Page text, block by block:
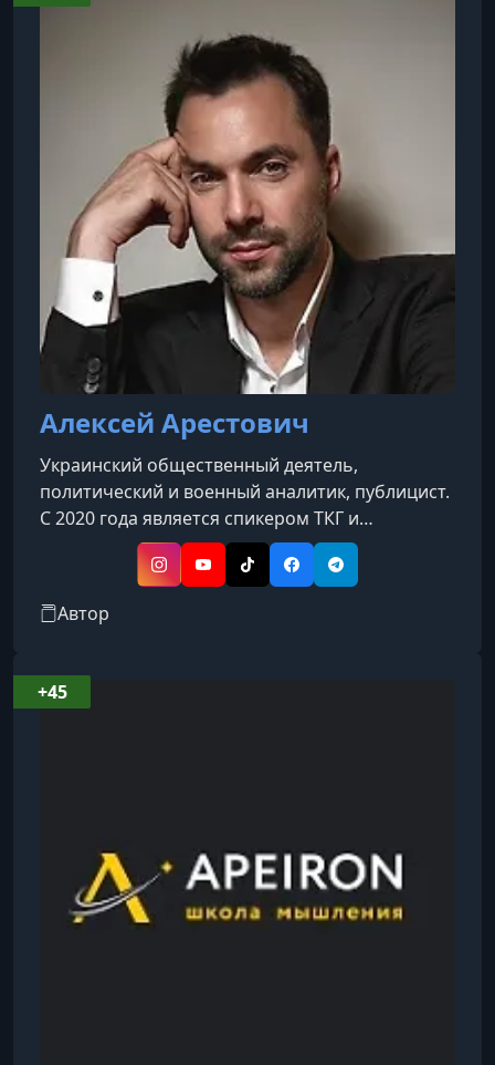
5.1 Итоговое занятие
5.2 Итоговое занятие
5.3 Итоговое занятие
Алексей Арестович
Украинский общественный деятель,
политический и военный аналитик, публицист.
С 2020 года является спикером ТКГ и
внештатный советник Офиса президента
Украины по вопросам стратегических
безопасности и обороны. Более 20 лет изучает
учитель школы мышления «Апейрон».
InstagramYouTubeTikTokFacebookTelegram
Автор
+45